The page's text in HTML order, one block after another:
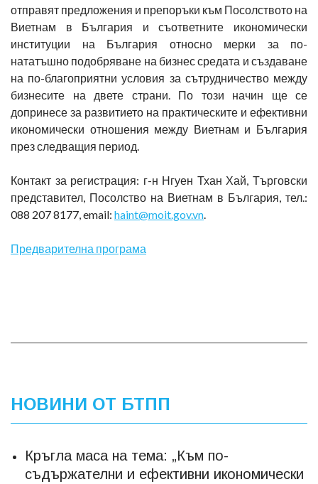
отправят предложения и препоръки към Посолството на
Виетнам в България и съответните икономически
институции на България относно мерки за по-
нататъшно подобряване на бизнес средата и създаване
на по-благоприятни условия за сътрудничество между
бизнесите на двете страни. По този начин ще се
допринесе за развитието на практическите и ефективни
икономически отношения между Виетнам и България
през следващия период.
Контакт за регистрация: г-н Нгуен Тхан Хай, Търговски
представител, Посолство на Виетнам в България, тел.:
088 207 8177, email: haint@moit.gov.vn.
Предварителна програма
НОВИНИ ОТ БТПП
Кръгла маса на тема: „Към по-
съдържателни и ефективни икономически